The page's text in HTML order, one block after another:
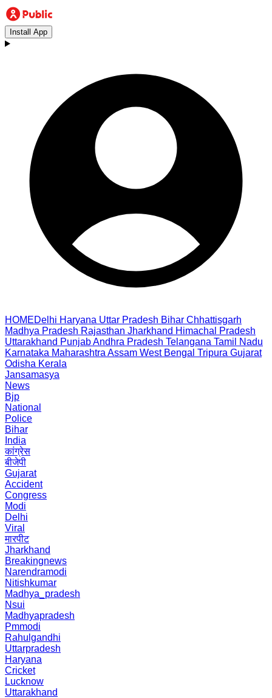
Install App
HOMEDelhi Haryana Uttar Pradesh Bihar Chhattisgarh
Madhya Pradesh Rajasthan Jharkhand Himachal Pradesh
Uttarakhand PunjabAndhra Pradesh Telangana Tamil Nadu
Karnataka Maharashtra Assam West Bengal Tripura Gujarat
Odisha Kerala
Jansamasya
News
Bjp
National
Police
Bihar
India
कांग्रेस
बीजेपी
Gujarat
Accident
Congress
Modi
Delhi
Viral
मारपीट
Jharkhand
Breakingnews
Narendramodi
Nitishkumar
Madhya_pradesh
Nsui
Madhyapradesh
Pmmodi
Rahulgandhi
Uttarpradesh
Haryana
Cricket
Lucknow
Uttarakhand